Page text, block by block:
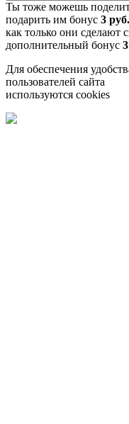
Ты тоже можешь
подарить им бонус 3 руб.
как только они сделают
дополнительный бонус
Для обеспечения
пользователей сайта
используются cookies